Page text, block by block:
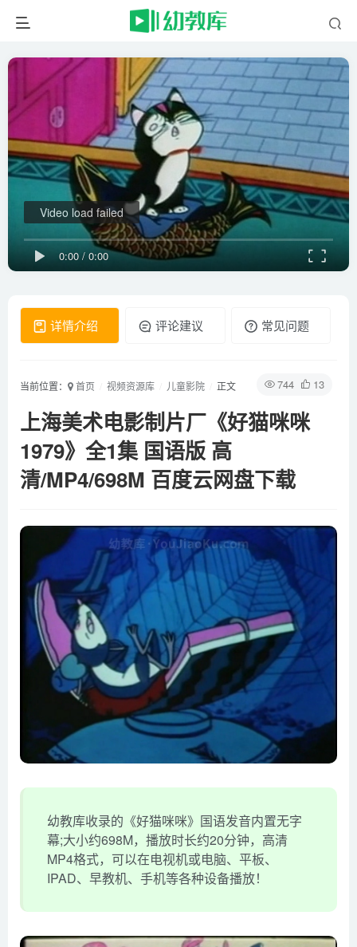
0:00 / 0:00
Video load failed
详情介绍 评论建议 常见问题
744 13
当前位置： 首页 视频资源库 儿童影院 正文
上海美术电影制片厂《好猫咪咪
1979》全1集 国语版 高
清/MP4/698M 百度云网盘下载
幼教库收录的《好猫咪咪》国语发音内置无字
幕;大小约698M，播放时长约20分钟，高清
MP4格式，可以在电视机或电脑、平板、
IPAD、早教机、手机等各种设备播放！